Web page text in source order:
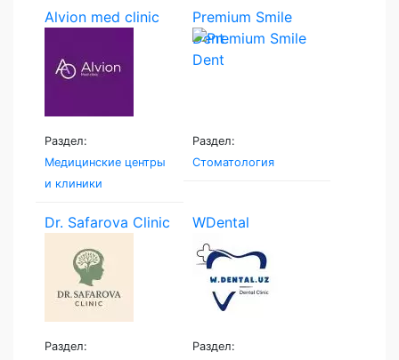
Alvion med clinic
Раздел:
Медицинские центры
и клиники
Premium Smile
Dent
Раздел:
Стоматология
Dr. Safarova Clinic
Раздел:
WDental
Раздел: